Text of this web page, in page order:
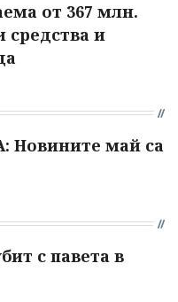
от 367 млн.
средства и
Новините май са
с павета в